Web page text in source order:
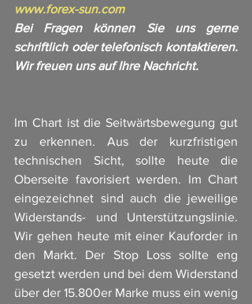
www.forex-sun.com
Bei Fragen können Sie uns gerne
schriftlich oder telefonisch kontaktieren.
Wir freuen uns auf Ihre Nachricht.
Im Chart ist die Seitwärtsbewegung gut
zu erkennen. Aus der kurzfristigen
technischen Sicht, sollte heute die
Oberseite favorisiert werden. Im Chart
eingezeichnet sind auch die jeweilige
Widerstands- und Unterstützungslinie.
Wir gehen heute mit einer Kauforder in
den Markt. Der Stop Loss sollte eng
gesetzt werden und bei dem Widerstand
über der 15.800er Marke muss ein wenig